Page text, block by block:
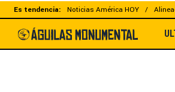
Es tendencia: Noticias América HOY